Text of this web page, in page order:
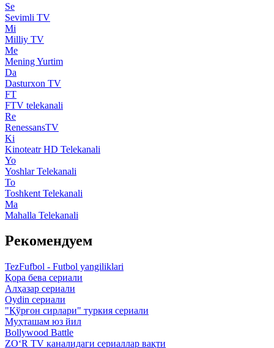
Se
Sevimli TV
Mi
Milliy TV
Me
Mening Yurtim
Da
Dasturxon TV
FT
FTV telekanali
Re
RenessansTV
Ki
Kinoteatr HD Telekanali
Yo
Yoshlar Telekanali
To
Toshkent Telekanali
Ma
Mahalla Telekanali
Рекомендуем
TezFufbol - Futbol yangiliklari
Қора бева сериали
Алҳазар сериали
Oydin сериали
"Қўрғон сирлари" туркия сериали
Муҳташам юз йил
Bollywood Battle
ZO‘R TV каналидаги сериаллар вақти